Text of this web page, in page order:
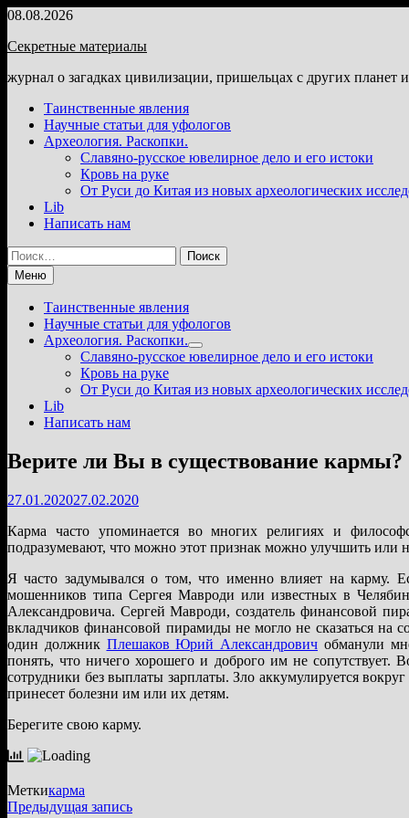
Перейти
содержимому
08.08.2026
Секретные материалы
журнал о загадках цивилизации, пришельцах с других
Таинственные явления
Научные статьи для уфологов
Археология. Раскопки.
Славяно-русское ювелирное дело и его истоки
Кровь на руке
От Руси до Китая из новых археологических
Lib
Написать нам
Найти:
Меню
Таинственные явления
Научные статьи для уфологов
Археология. Раскопки.
Показать
подменю
Славяно-русское ювелирное дело и его истоки
Кровь на руке
От Руси до Китая из новых археологических
Lib
Написать нам
Верите ли Вы в существование кармы?
27.01.202027.02.2020
Карма часто упоминается во многих религиях и
подразумевают, что можно этот признак можно улучшить или
Я часто задумывался о том, что именно влияет на карму.
мошенников типа Сергея Мавроди или известных в
Александровича. Сергей Мавроди, создатель финансовой
вкладчиков финансовой пирамиды не могло не сказаться на
один должник Плешаков Юрий Александрович обманули
понять, что ничего хорошего и доброго им не сопутствует.
сотрудники без выплаты зарплаты. Зло аккумулируется
принесет болезни им или их детям.
Берегите свою карму.
Меткикарма
Навигация
Предыдущая записьПредыдущая